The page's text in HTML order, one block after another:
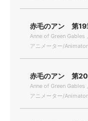
赤毛のアン 第
Anne of Green Gables
アニメーター/Animator
赤毛のアン 第
Anne of Green Gables
アニメーター/Animator